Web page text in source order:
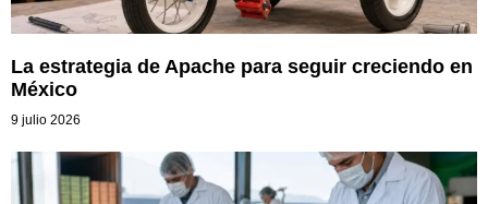
La estrategia de Apache para seguir creciendo en
México
9 julio 2026